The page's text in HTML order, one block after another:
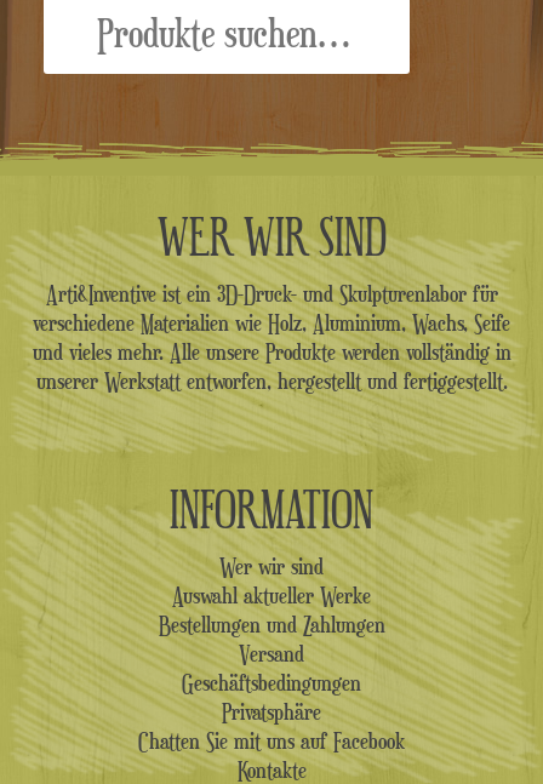
WER WIR SIND
Arti&Inventive ist ein 3D-Druck- und Skulpturenlabor für
verschiedene Materialien wie Holz, Aluminium, Wachs, Seife
und vieles mehr. Alle unsere Produkte werden vollständig in
unserer Werkstatt entworfen, hergestellt und fertiggestellt.
INFORMATION
Wer wir sind
Auswahl aktueller Werke
Bestellungen und Zahlungen
Versand
Geschäftsbedingungen
Privatsphäre
Chatten Sie mit uns auf Facebook
Kontakte